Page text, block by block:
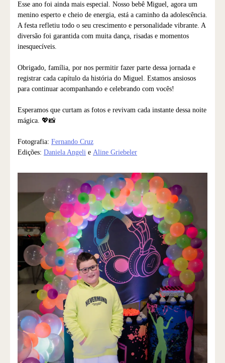
Esse ano foi ainda mais especial. Nosso bebê Miguel, agora um
menino esperto e cheio de energia, está a caminho da adolescência.
A festa refletiu todo o seu crescimento e personalidade vibrante. A
diversão foi garantida com muita dança, risadas e momentos
inesquecíveis.
Obrigado, família, por nos permitir fazer parte dessa jornada e
registrar cada capítulo da história do Miguel. Estamos ansiosos
para continuar acompanhando e celebrando com vocês!
Esperamos que curtam as fotos e revivam cada instante dessa noite
mágica. 💖📸
Fotografia: Fernando Cruz
Edições: Daniela Angeli e Aline Griebeler